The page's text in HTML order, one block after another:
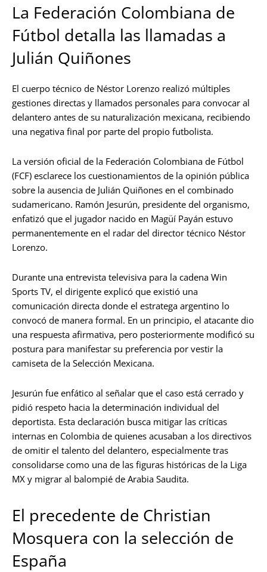
La Federación Colombiana de
Fútbol detalla las llamadas a
Julián Quiñones
El cuerpo técnico de Néstor Lorenzo realizó múltiples
gestiones directas y llamados personales para convocar al
delantero antes de su naturalización mexicana, recibiendo
una negativa final por parte del propio futbolista.
La versión oficial de la Federación Colombiana de Fútbol
(FCF) esclarece los cuestionamientos de la opinión pública
sobre la ausencia de Julián Quiñones en el combinado
sudamericano. Ramón Jesurún, presidente del organismo,
enfatizó que el jugador nacido en Magüí Payán estuvo
permanentemente en el radar del director técnico Néstor
Lorenzo.
Durante una entrevista televisiva para la cadena Win
Sports TV, el dirigente explicó que existió una
comunicación directa donde el estratega argentino lo
convocó de manera formal. En un principio, el atacante dio
una respuesta afirmativa, pero posteriormente modificó su
postura para manifestar su preferencia por vestir la
camiseta de la Selección Mexicana.
Jesurún fue enfático al señalar que el caso está cerrado y
pidió respeto hacia la determinación individual del
deportista. Esta declaración busca mitigar las críticas
internas en Colombia de quienes acusaban a los directivos
de omitir el talento del delantero, especialmente tras
consolidarse como una de las figuras históricas de la Liga
MX y migrar al balompié de Arabia Saudita.
El precedente de Christian
Mosquera con la selección de
España